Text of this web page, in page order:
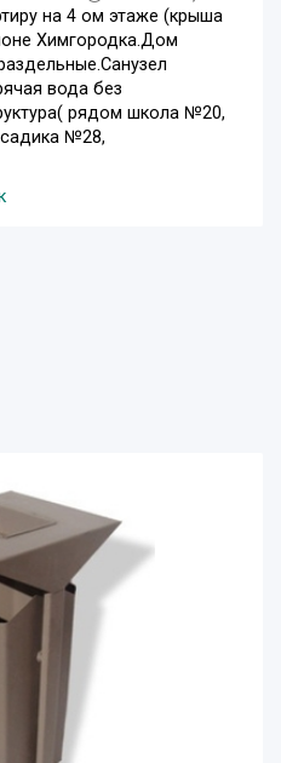
на 4 ом этаже (крыша
Химгородка.Дом
вода без
рядом школа №20,
№28,